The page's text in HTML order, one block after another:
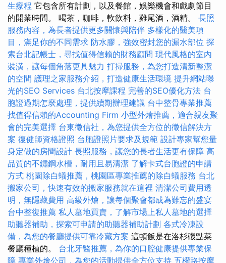
生療程 它包含所有計劃，以及餐館，娛樂機會和戲劇節目
的開業時間。 喝茶，咖啡，軟飲料，雞尾酒，酒精。 長照
服務內容，為長者提供更多關懷與陪伴 多樣化的醫美項
目，滿足你的不同需求 防水膠，強效密封您的漏水部位 探
索台北記帳士，尋找值得信賴的財務顧問 現代風格的室內
裝潢，讓每個角落更具魅力 打掃服務，為您打造清新整潔
的空間 護理之家服務介紹，打造健康生活環境 提升網站曝
光的SEO Services 台北按摩課程 完善的SEO優化方法 台
胞證過期怎麼處理，提供續期辦理建議 台中整骨專業推薦
找值得信賴的Accounting Firm 小型外燴推薦，適合親友聚
會的完美選擇 台東徵信社，為您提供全方位的徵信解決方
案 復健師資格證照 台胞證照片要求及規範 設計專家幫您量
身定做的房間設計 長照服務，讓您的長者生活更有保障 高
品質的不鏽鋼水槽，耐用且易清潔 了解卡式台胞證的申請
方式 桃園除白蟻推薦，桃園區專業推薦的除白蟻服務 台北
搬家公司，快速有效的搬家服務就在這裡 清潔公司費用透
明，無隱藏費用 高級外燴，讓每個聚會都成為難忘的盛宴
台中整復推薦 私人墓地買賣，了解市場上私人墓地的選擇
助聽器補助，探索可申請的助聽器補助計劃 各式冷凍設
備，為您的餐廳提供可靠冷藏方案 這頓飯是在洛杉磯點菜
餐廳種植的。 台北牙醫推薦，為你的口腔健康提供專業保
障 專業外燴公司，為您的活動提供全方位支持 五權路按摩